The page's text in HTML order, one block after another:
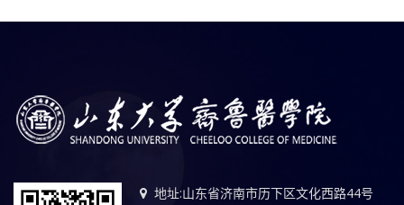
地址:山东省济南市历下区文化西路44号